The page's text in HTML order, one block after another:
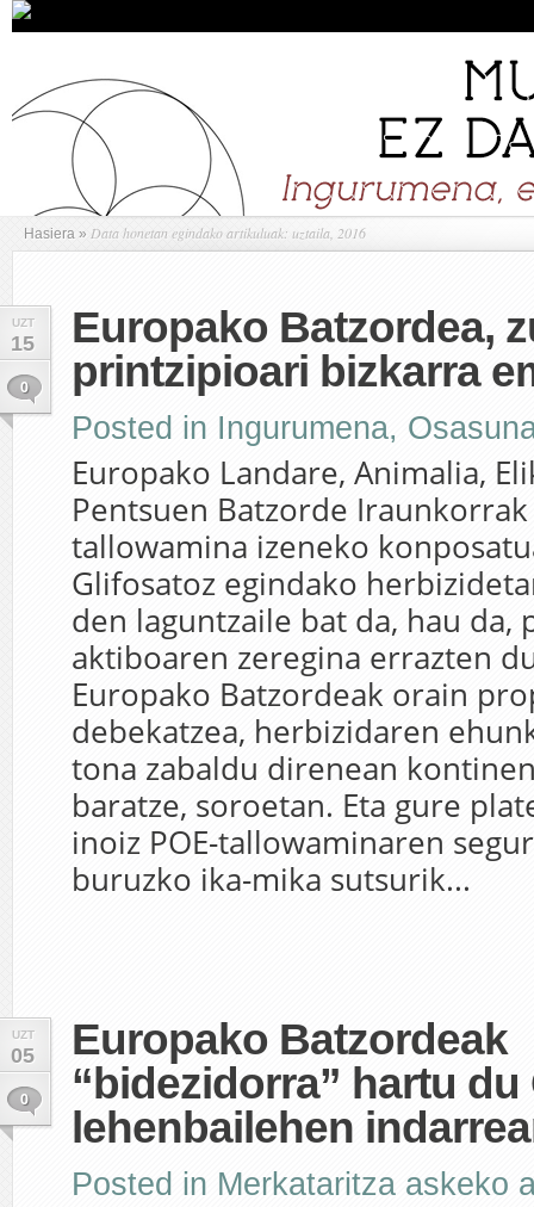
Hasiera » Data honetan egindako artikuluak: uztaila, 2016
UZT
15
0
Europako Batzordea,
printzipioari bizkarra
Posted in Ingurumena,
Europako Landare, Animalia,
Pentsuen Batzorde Iraunkorrak
tallowamina izeneko
Glifosatoz egindako
den laguntzaile bat da, hau da,
aktiboaren zeregina errazten
Europako Batzordeak orain
debekatzea, herbizidaren
tona zabaldu direnean
baratze, soroetan. Eta gure
inoiz POE-tallowaminaren
buruzko ika-mika sutsurik...
UZT
05
0
Europako Batzordeak
“bidezidorra” hartu du
lehenbailehen
Posted in Merkataritza askeko